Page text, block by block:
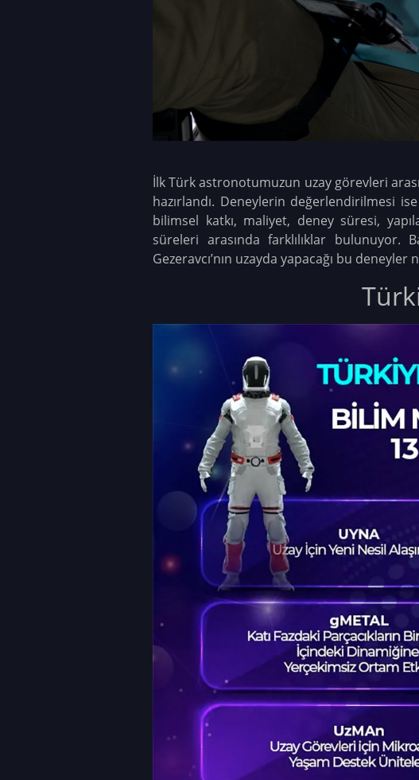
İlk Türk astronotumuzun uzay görevleri
hazırlandı. Deneylerin değerlendirilmesi
bilimsel katkı, maliyet, deney süresi,
süreleri arasında farklılıklar bulunuyor.
Gezeravcı’nın uzayda yapacağı bu deneyler